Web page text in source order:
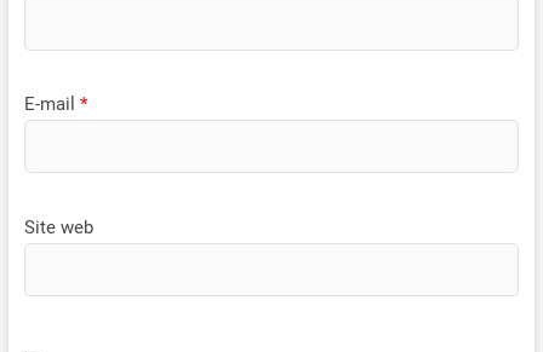
E-mail *
Site web